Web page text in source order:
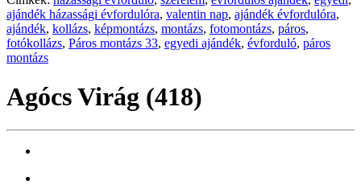
ajándék házassági évfordulóra, valentin nap, ajándék évfordulóra,
ajándék, kollázs, képmontázs, montázs, fotomontázs, páros,
fotókollázs, Páros montázs 33, egyedi ajándék, évforduló, páros
montázs
Agócs Virág (418)